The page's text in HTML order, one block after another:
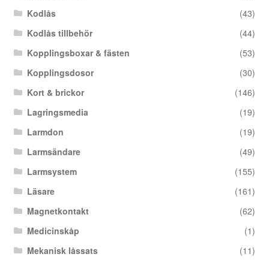
Kodlås
(43)
Kodlås tillbehör
(44)
Kopplingsboxar & fästen
(53)
Kopplingsdosor
(30)
Kort & brickor
(146)
Lagringsmedia
(19)
Larmdon
(19)
Larmsändare
(49)
Larmsystem
(155)
Läsare
(161)
Magnetkontakt
(62)
Medicinskåp
(1)
Mekanisk låssats
(11)